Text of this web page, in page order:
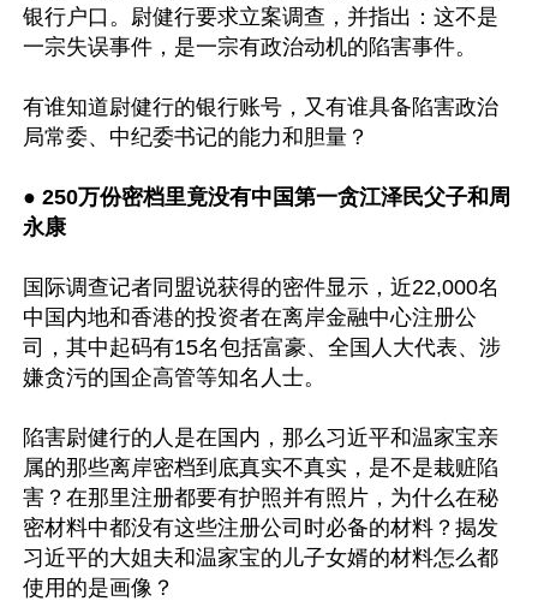
银行户口。尉健行要求立案调查，并指出：这不是
一宗失误事件，是一宗有政治动机的陷害事件。
有谁知道尉健行的银行账号，又有谁具备陷害政治
局常委、中纪委书记的能力和胆量？
● 250万份密档里竟没有中国第一贪江泽民父子和周
永康
国际调查记者同盟说获得的密件显示，近22,000名
中国内地和香港的投资者在离岸金融中心注册公
司，其中起码有15名包括富豪、全国人大代表、涉
嫌贪污的国企高管等知名人士。
陷害尉健行的人是在国内，那么习近平和温家宝亲
属的那些离岸密档到底真实不真实，是不是栽赃陷
害？在那里注册都要有护照并有照片，为什么在秘
密材料中都没有这些注册公司时必备的材料？揭发
习近平的大姐夫和温家宝的儿子女婿的材料怎么都
使用的是画像？